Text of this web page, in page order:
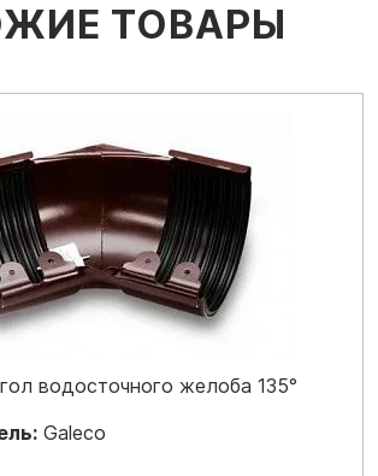
ТОВАРЫ
водосточного желоба 135°
Galeco